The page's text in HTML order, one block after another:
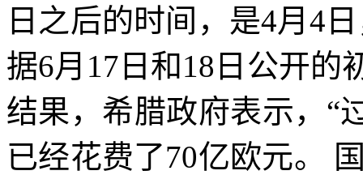
日之后的时间，是4月 4
据6月 17 日和 18 日公开的
结果，希腊政府表示，“
已经花费了70亿欧元。